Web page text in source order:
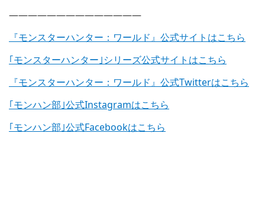
——————————————
『モンスターハンター：ワールド』公式サイトはこちら
｢モンスターハンター｣シリーズ公式サイトはこちら
『モンスターハンター：ワールド』公式Twitterはこちら
｢モンハン部｣公式Instagramはこちら
｢モンハン部｣公式Facebookはこちら